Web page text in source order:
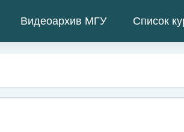
Видеоархив МГУ Список